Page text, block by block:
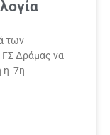
των
Δράμας να
η 7η